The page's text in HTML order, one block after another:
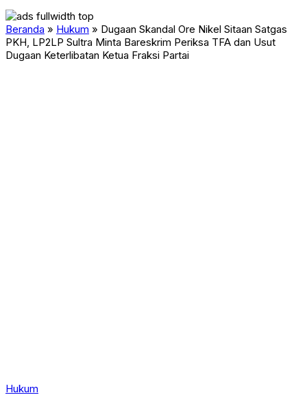
Beranda » Hukum » Dugaan Skandal Ore Nikel Sitaan Satgas
PKH, LP2LP Sultra Minta Bareskrim Periksa TFA dan Usut
Dugaan Keterlibatan Ketua Fraksi Partai
Hukum